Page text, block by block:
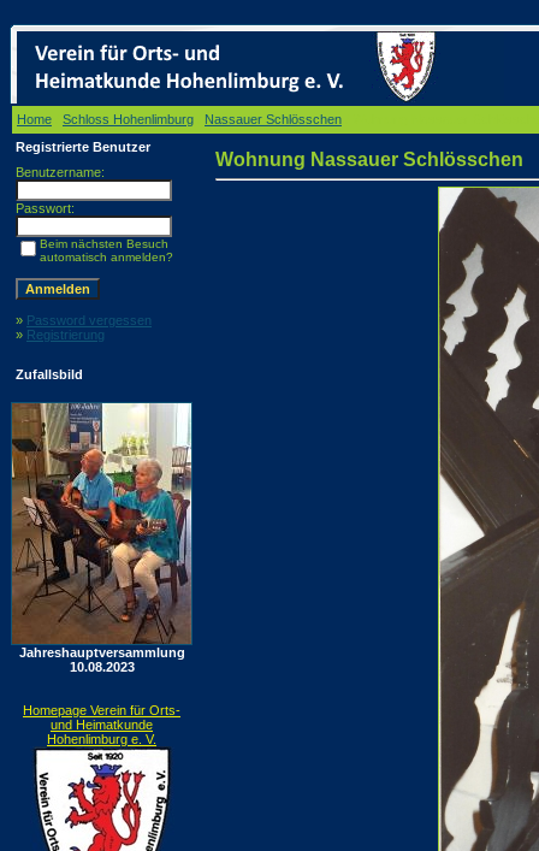
Home Schloss Hohenlimburg Nassauer Schlösschen
Registrierte Benutzer
Benutzername:
Passwort:
Beim nächsten Besuch
automatisch anmelden?
» Password vergessen
» Registrierung
Zufallsbild
Jahreshauptversammlung
10.08.2023
Homepage Verein für Orts-
und Heimatkunde
Hohenlimburg e. V.
Wohnung Nassauer Schlösschen